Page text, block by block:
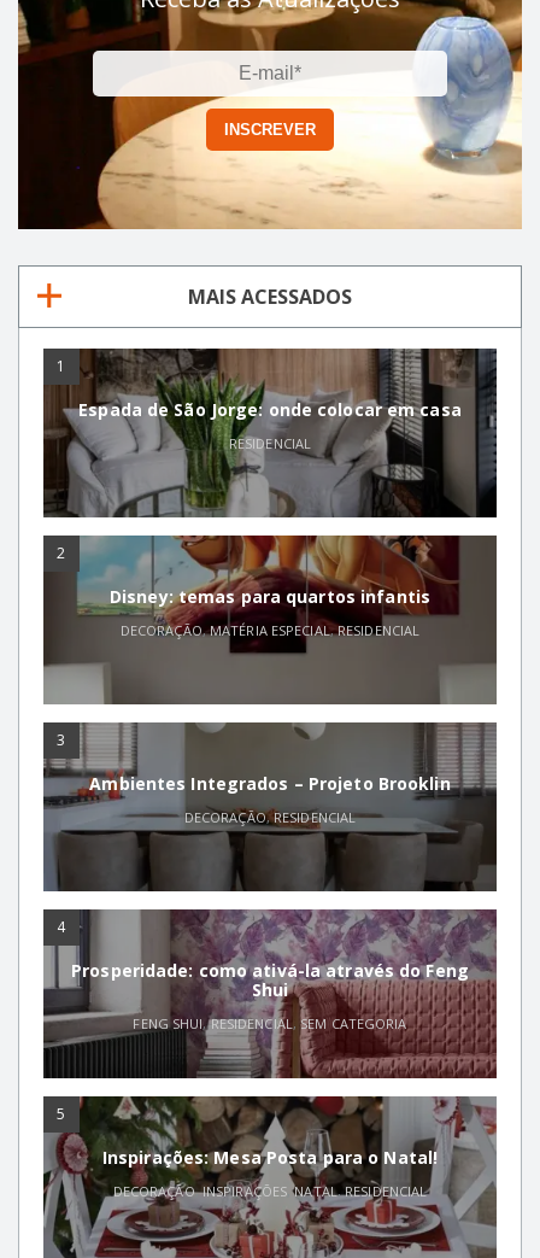
MAIS ACESSADOS
1
Espada de São Jorge: onde colocar em casa
RESIDENCIAL
2
Disney: temas para quartos infantis
DECORAÇÃO,MATÉRIA ESPECIAL,RESIDENCIAL
3
Ambientes Integrados – Projeto Brooklin
DECORAÇÃO,RESIDENCIAL
4
Prosperidade: como ativá-la através do Feng
Shui
FENG SHUI,RESIDENCIAL ,SEM CATEGORIA
5
Inspirações: Mesa Posta para o Natal!
DECORAÇÃO,INSPIRAÇÕES ,NATAL,RESIDENCIAL